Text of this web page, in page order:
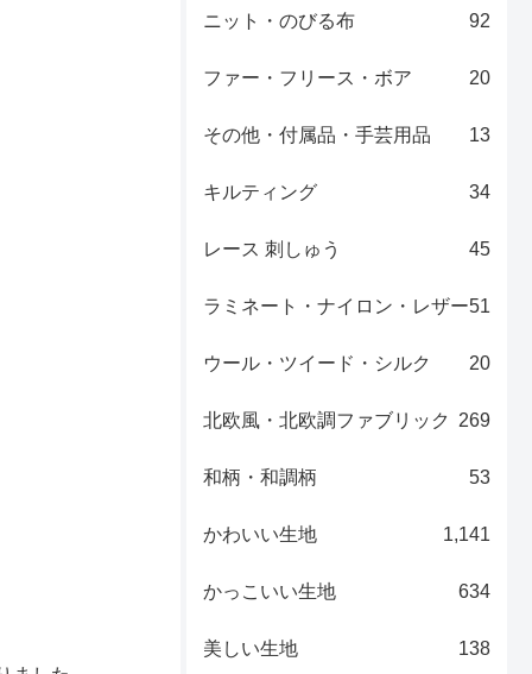
ニット・のびる布 92
ファー・フリース・ボア 20
その他・付属品・手芸用品 13
キルティング 34
レース 刺しゅう 45
ラミネート・ナイロン・レザー51
ウール・ツイード・シルク 20
北欧風・北欧調ファブリック 269
和柄・和調柄 53
かわいい生地 1,141
かっこいい生地 634
美しい生地 138